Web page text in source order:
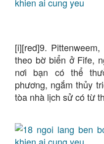
[i][red]9.
theo bờ biển ở Fife,
nơi bạn có thể
phương, ngắm thủy
tòa nhà lịch sử có từ